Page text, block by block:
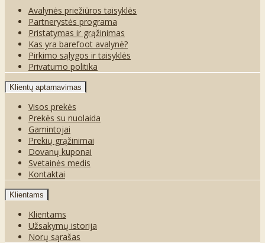
Avalynės priežiūros taisyklės
Partnerystės programa
Pristatymas ir grąžinimas
Kas yra barefoot avalynė?
Pirkimo sąlygos ir taisyklės
Privatumo politika
Klientų aptarnavimas
Visos prekės
Prekės su nuolaida
Gamintojai
Prekių grąžinimai
Dovanų kuponai
Svetainės medis
Kontaktai
Klientams
Klientams
Užsakymų istorija
Norų sąrašas